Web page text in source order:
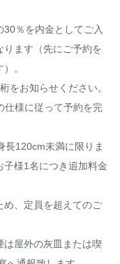
％を内金としてご入
ます（先にご予約を
。
をお知らせください。
仕様に従って予約を完
120cm未満に限りま
様1名につき追加料金
、定員を超えてのご
屋外の灰皿または喫